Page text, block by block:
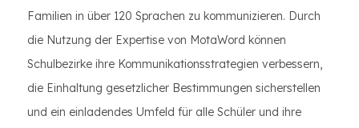
Familien in über 120 Sprachen zu kommunizieren. Durch
die Nutzung der Expertise von MotaWord können
Schulbezirke ihre Kommunikationsstrategien verbessern,
die Einhaltung gesetzlicher Bestimmungen sicherstellen
und ein einladendes Umfeld für alle Schüler und ihre